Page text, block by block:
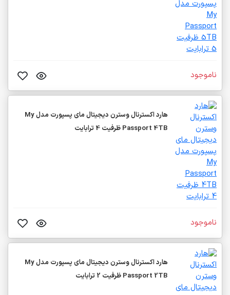
ناموجود
هارد اکسترنال وسترن دیجیتال مای پسپورت مدل My
Passport 4TB ظرفیت 4 ترابایت
ناموجود
هارد اکسترنال وسترن دیجیتال مای پسپورت مدل My
Passport 2TB ظرفیت 2 ترابایت